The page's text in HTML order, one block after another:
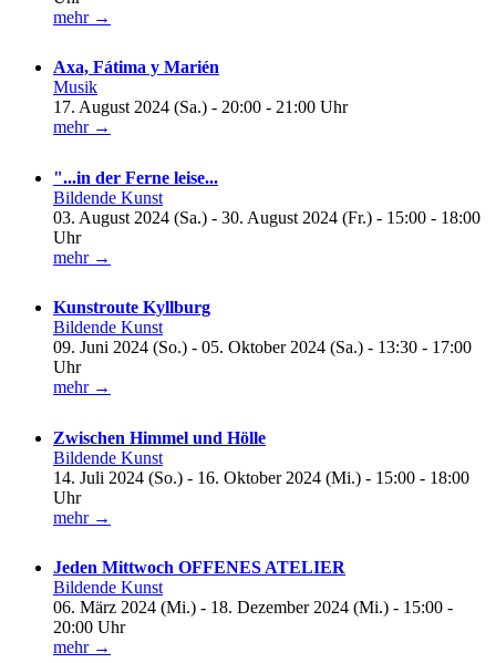
mehr →
Axa, Fátima y Marién
Musik
17. August 2024 (Sa.) - 20:00 - 21:00 Uhr
mehr →
"...in der Ferne leise...
Bildende Kunst
03. August 2024 (Sa.) - 30. August 2024 (Fr.) - 15:00 - 18:00
Uhr
mehr →
Kunstroute Kyllburg
Bildende Kunst
09. Juni 2024 (So.) - 05. Oktober 2024 (Sa.) - 13:30 - 17:00
Uhr
mehr →
Zwischen Himmel und Hölle
Bildende Kunst
14. Juli 2024 (So.) - 16. Oktober 2024 (Mi.) - 15:00 - 18:00
Uhr
mehr →
Jeden Mittwoch OFFENES ATELIER
Bildende Kunst
06. März 2024 (Mi.) - 18. Dezember 2024 (Mi.) - 15:00 -
20:00 Uhr
mehr →